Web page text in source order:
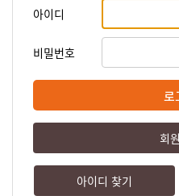
아이디
비밀번호
로
회
아이디 찾기